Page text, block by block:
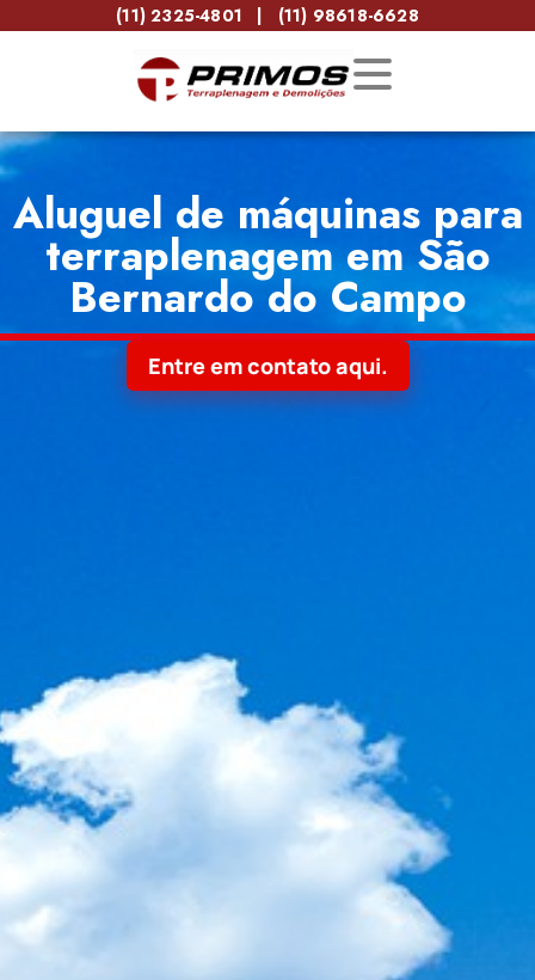
(11) 2325-4801 (11) 98618-6628
Aluguel de máquinas para
terraplenagem em São
Bernardo do Campo
Entre em contato aqui.